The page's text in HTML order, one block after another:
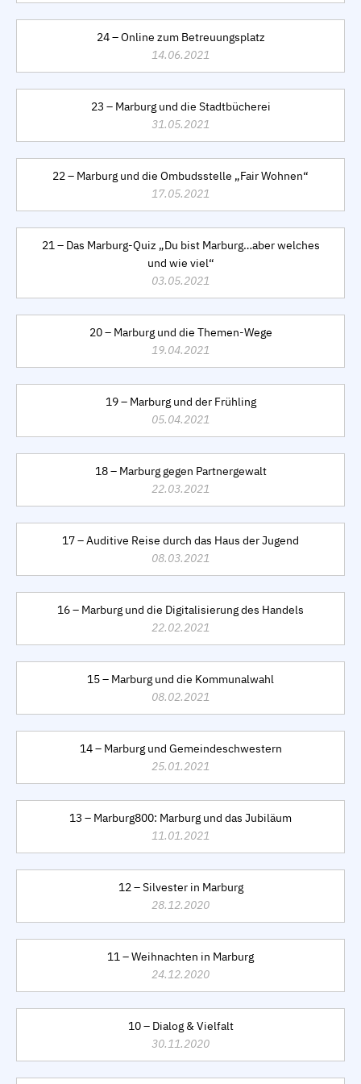
24 – Online zum Betreuungsplatz
14.06.2021
23 – Marburg und die Stadtbücherei
31.05.2021
22 – Marburg und die Ombudsstelle „Fair Wohnen“
17.05.2021
21 – Das Marburg-Quiz „Du bist Marburg…aber welches
und wie viel“
03.05.2021
20 – Marburg und die Themen-Wege
19.04.2021
19 – Marburg und der Frühling
05.04.2021
18 – Marburg gegen Partnergewalt
22.03.2021
17 – Auditive Reise durch das Haus der Jugend
08.03.2021
16 – Marburg und die Digitalisierung des Handels
22.02.2021
15 – Marburg und die Kommunalwahl
08.02.2021
14 – Marburg und Gemeindeschwestern
25.01.2021
13 – Marburg800: Marburg und das Jubiläum
11.01.2021
12 – Silvester in Marburg
28.12.2020
11 – Weihnachten in Marburg
24.12.2020
10 – Dialog & Vielfalt
30.11.2020